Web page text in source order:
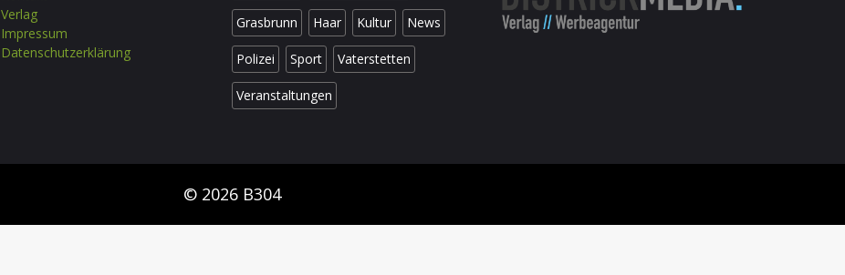
Verlag
Impressum
Datenschutzerklärung
Grasbrunn Haar Kultur News
Polizei Sport Vaterstetten
Veranstaltungen
© 2026 B304